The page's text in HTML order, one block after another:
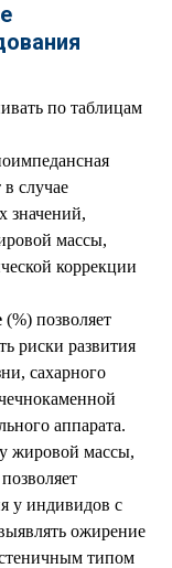
по таблицам
случае
значений,
массы,
коррекции
(%) позволяет
риски развития
сахарного
аппарата.
жировой массы,
у индивидов с
ожирение
типом